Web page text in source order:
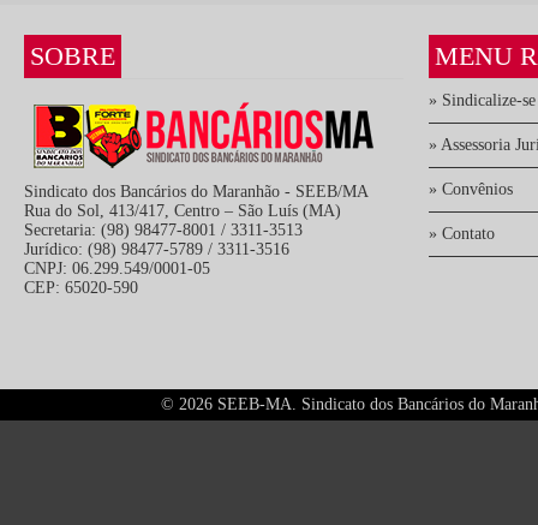
SOBRE
Sindicato dos Bancários do Maranhão - SEEB/MA
Rua do Sol, 413/417, Centro – São Luís (MA)
Secretaria: (98) 98477-8001 / 3311-3513
Jurídico: (98) 98477-5789 / 3311-3516
CNPJ: 06.299.549/0001-05
CEP: 65020-590
MENU
» Sindicalize-se
» Assessoria
» Convênios
» Contato
© 2026 SEEB-MA. Sindicato dos Bancários do